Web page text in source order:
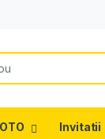
Invitatii